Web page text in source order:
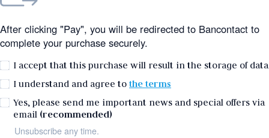
After clicking "Pay", you will be redirected to Bancontact to
complete your purchase securely.
I accept that this purchase will result in the storage of data
I understand and agree to the terms
Yes, please send me important news and special offers via
email (recommended)
Unsubscribe any time.